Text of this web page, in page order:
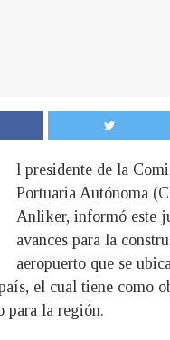
l presidente de la
Portuaria Autónoma
Anliker, informó este
avances para la
aeropuerto que se
el cual tiene como
para la región.